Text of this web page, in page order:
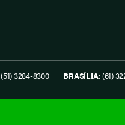
(51) 3284-8300 BRASÍLIA: (61)